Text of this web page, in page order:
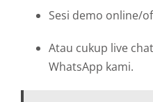
Sesi demo online/
Atau cukup live
WhatsApp kami.